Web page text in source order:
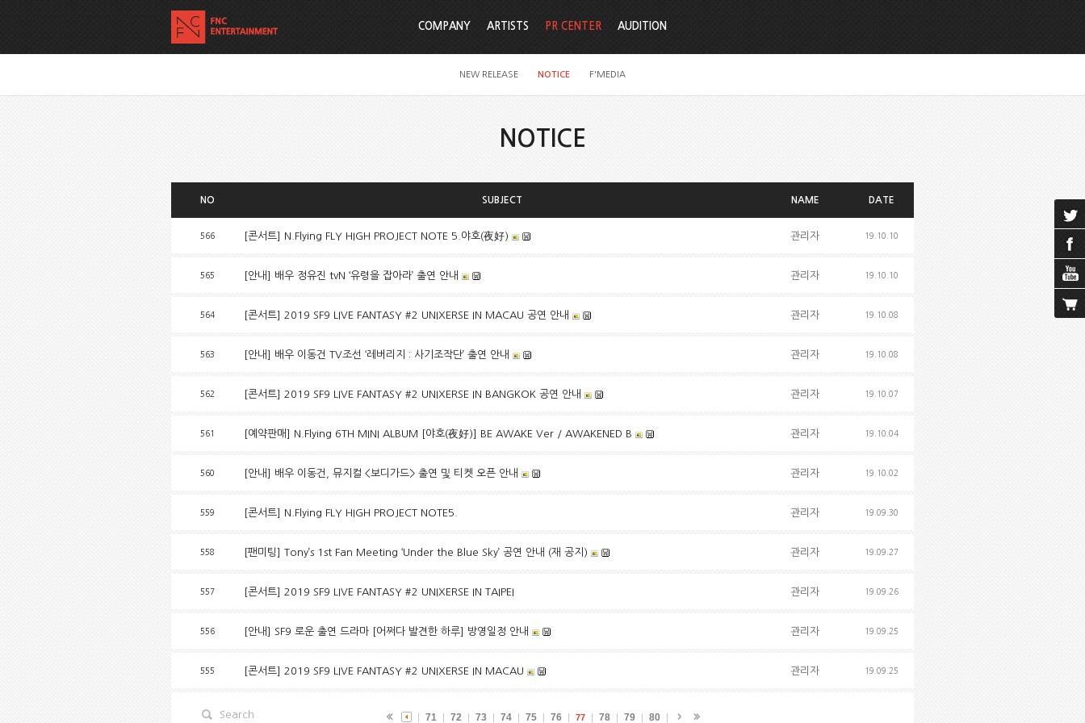
COMPANY ARTISTS PR CENTER
NEW RELEASE NOTICE F'MEDIA
AUDITION
NOTICE
NO SUBJECT NAME DATE
566 [콘서트] N.Flying FLY HIGH PROJECT NOTE 5.야호(夜好) 관리자 19.10.10
565 [안내] 배우 정유진 tvN ‘유령을 잡아라’ 출연 안내 관리자 19.10.10
564 [콘서트] 2019 SF9 LIVE FANTASY #2 UNIXERSE IN MACAU 공연 안내 관리자 19.10.08
563 [안내] 배우 이동건 TV조선 ‘레버리지 : 사기조작단’ 출연 안내 관리자 19.10.08
562 [콘서트] 2019 SF9 LIVE FANTASY #2 UNIXERSE IN BANGKOK 공연 안내 관리자 19.10.07
561 [예약판매] N.Flying 6TH MINI ALBUM [야호(夜好)] BE AWAKE Ver / AWAKENED B 관리자 19.10.04
560 [안내] 배우 이동건, 뮤지컬 <보디가드> 출연 및 티켓 오픈 안내 관리자 19.10.02
559 [콘서트] N.Flying FLY HIGH PROJECT NOTE5. 관리자 19.09.30
558 [팬미팅] Tony’s 1st Fan Meeting ‘Under the Blue Sky’ 공연 안내 (재 공지) 관리자 19.09.27
557 [콘서트] 2019 SF9 LIVE FANTASY #2 UNIXERSE IN TAIPEI 관리자 19.09.26
556 [안내] SF9 로운 출연 드라마 [어쩌다 발견한 하루] 방영일정 안내 관리자 19.09.25
555 [콘서트] 2019 SF9 LIVE FANTASY #2 UNIXERSE IN MACAU 관리자 19.09.25
71 72 73 74 75 76 77 78 79 80
Search